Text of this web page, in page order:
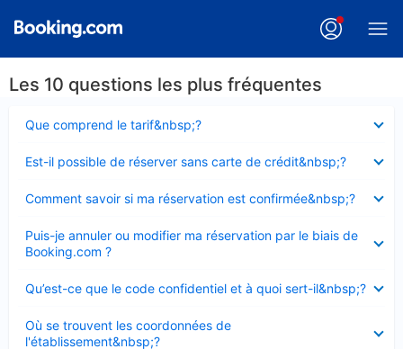
Les 10 questions les plus fréquentes
Que comprend le tarif&nbsp;?
fermé
Est-il possible de réserver sans carte de crédit&nbsp;?
fermé
Comment savoir si ma réservation est confirmée&nbsp;?
fermé
Puis-je annuler ou modifier ma réservation par le biais de
Booking.com ?
fermé
Qu’est-ce que le code confidentiel et à quoi sert-il&nbsp;?
fermé
Où se trouvent les coordonnées de
l'établissement&nbsp;?
fermé